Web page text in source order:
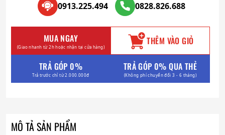
0913.225.494 0828.826.688
MUA NGAY
(Giao nhanh từ 2h hoặc nhận tại cửa hàng) THÊM VÀO GIỎ
TRẢ GÓP 0%
Trả trước chỉ từ 2.000.000đ
TRẢ GÓP 0% QUA THẺ
(Không phí chuyển đổi 3 - 6 tháng)
MÔ TẢ SẢN PHẨM